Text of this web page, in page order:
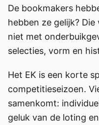
De bookmakers
hebben ze gelijk?
niet met
selecties, vorm en
Het EK is een korte
competitieseizoen.
samenkomt:
geluk van de loting